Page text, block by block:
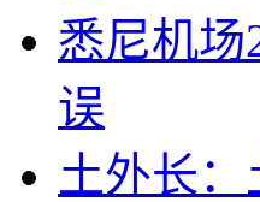
悉尼机
误
土外长